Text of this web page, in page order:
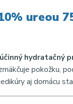
ureou
hydratačný
pokožku,
aj domácu